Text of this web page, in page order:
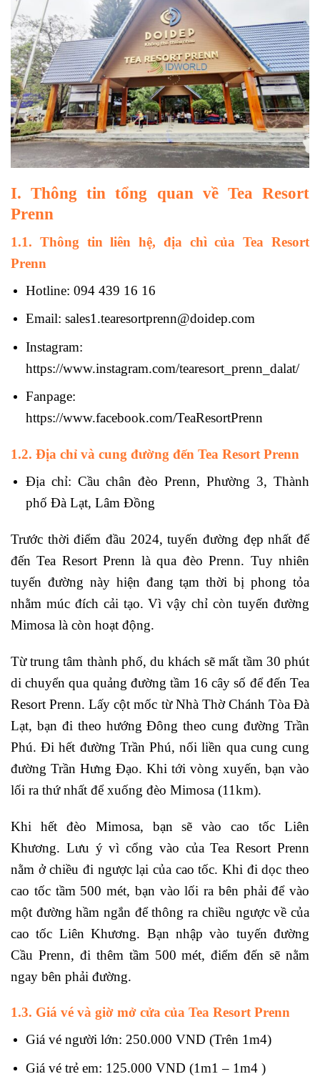
I. Thông tin tổng quan về Tea Resort
Prenn
1.1. Thông tin liên hệ, địa chì của Tea Resort
Prenn
Hotline: 094 439 16 16
Email: sales1.tearesortprenn@doidep.com
Instagram:
https://www.instagram.com/tearesort_prenn_dalat/
Fanpage:
https://www.facebook.com/TeaResortPrenn
1.2. Địa chỉ và cung đường đến Tea Resort Prenn
Địa chỉ: Cầu chân đèo Prenn, Phường 3, Thành
phố Đà Lạt, Lâm Đồng
Trước thời điểm đầu 2024, tuyến đường đẹp nhất để
đến Tea Resort Prenn là qua đèo Prenn. Tuy nhiên
tuyến đường này hiện đang tạm thời bị phong tỏa
nhằm múc đích cải tạo. Vì vậy chỉ còn tuyến đường
Mimosa là còn hoạt động.
Từ trung tâm thành phố, du khách sẽ mất tầm 30 phút
di chuyển qua quảng đường tầm 16 cây số để đến Tea
Resort Prenn. Lấy cột mốc từ Nhà Thờ Chánh Tòa Đà
Lạt, bạn đi theo hướng Đông theo cung đường Trần
Phú. Đi hết đường Trần Phú, nối liền qua cung cung
đường Trần Hưng Đạo. Khi tới vòng xuyến, bạn vào
lối ra thứ nhất để xuống đèo Mimosa (11km).
Khi hết đèo Mimosa, bạn sẽ vào cao tốc Liên
Khương. Lưu ý vì cổng vào của Tea Resort Prenn
nằm ở chiều đi ngược lại của cao tốc. Khi đi dọc theo
cao tốc tầm 500 mét, bạn vào lối ra bên phải để vào
một đường hầm ngắn để thông ra chiều ngược về của
cao tốc Liên Khương. Bạn nhập vào tuyến đường
Cầu Prenn, đi thêm tầm 500 mét, điểm đến sẽ nằm
ngay bên phải đường.
1.3. Giá vé và giờ mở cửa của Tea Resort Prenn
Giá vé người lớn: 250.000 VND (Trên 1m4)
Giá vé trẻ em: 125.000 VND (1m1 – 1m4 )